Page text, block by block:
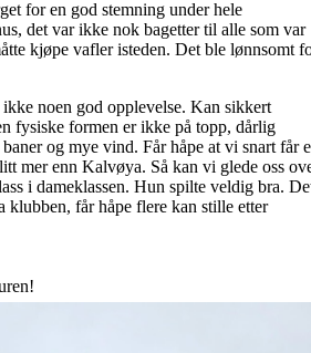
for en god stemning under hele
det var ikke nok bagetter til alle som var
kjøpe vafler isteden. Det ble lønnsomt
noen god opplevelse. Kan sikkert
fysiske formen er ikke på topp, dårlig
og mye vind. Får håpe at vi snart får
mer enn Kalvøya. Så kan vi glede oss
i dameklassen. Hun spilte veldig bra.
klubben, får håpe flere kan stille etter